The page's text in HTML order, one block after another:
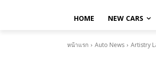
HOME NEW CARS
หน้าแรก Auto News Artistry